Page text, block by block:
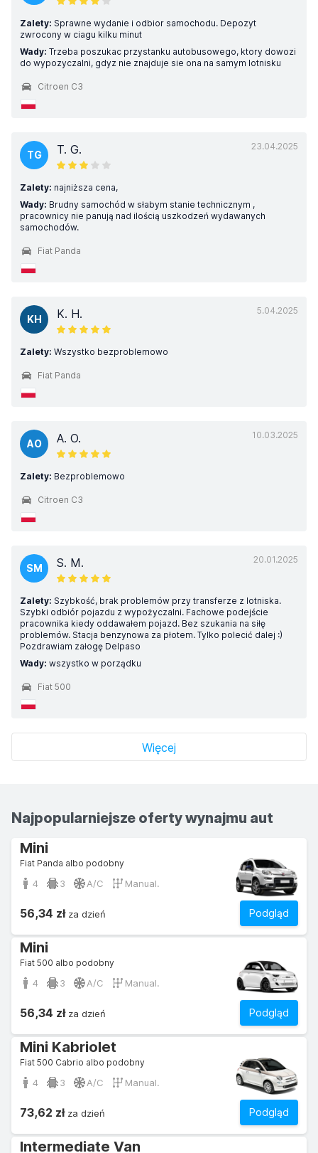
Zalety: Sprawne wydanie i odbior samochodu. Depozyt
zwrocony w ciagu kilku minut
Wady: Trzeba poszukac przystanku autobusowego, ktory dowozi
do wypozyczalni, gdyz nie znajduje sie ona na samym lotnisku
Citroen C3
23.04.2025
TG T. G.
Zalety: najniższa cena,
Wady: Brudny samochód w słabym stanie technicznym ,
pracownicy nie panują nad ilością uszkodzeń wydawanych
samochodów.
Fiat Panda
5.04.2025
KH K. H.
Zalety: Wszystko bezproblemowo
Fiat Panda
10.03.2025
AO A. O.
Zalety: Bezproblemowo
Citroen C3
20.01.2025
SM S. M.
Zalety: Szybkość, brak problemów przy transferze z lotniska.
Szybki odbiór pojazdu z wypożyczalni. Fachowe podejście
pracownika kiedy oddawałem pojazd. Bez szukania na siłę
problemów. Stacja benzynowa za płotem. Tylko polecić dalej :)
Pozdrawiam załogę Delpaso
Wady: wszystko w porządku
Fiat 500
Więcej
Najpopularniejsze oferty wynajmu aut
Mini
Fiat Panda albo podobny
4 3 A/C Manual.
Podgląd
56,34 złza dzień
Mini
Fiat 500 albo podobny
4 3 A/C Manual.
Podgląd
56,34 złza dzień
Mini Kabriolet
Fiat 500 Cabrio albo podobny
4 3 A/C Manual.
Podgląd
73,62 złza dzień
Intermediate Van